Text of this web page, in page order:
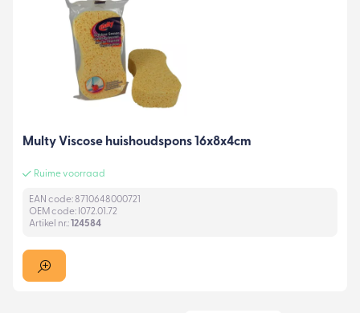
Multy Viscose huishoudspons 16x8x4cm
Ruime voorraad
EAN code: 8710648000721
OEM code: I072.01.72
Artikel nr.:124584